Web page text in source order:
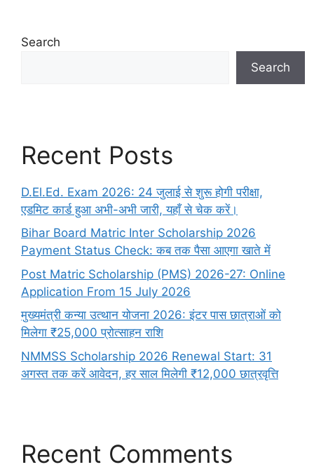
Search
Search
Recent Posts
D.El.Ed. Exam 2026: 24 जुलाई से शुरू होगी परीक्षा,
एडमिट कार्ड हुआ अभी-अभी जारी, यहाँ से चेक करें।
Bihar Board Matric Inter Scholarship 2026
Payment Status Check: कब तक पैसा आएगा खाते में
Post Matric Scholarship (PMS) 2026-27: Online
Application From 15 July 2026
मुख्यमंत्री कन्या उत्थान योजना 2026: इंटर पास छात्राओं को
मिलेगा ₹25,000 प्रोत्साहन राशि
NMMSS Scholarship 2026 Renewal Start: 31
अगस्त तक करें आवेदन, हर साल मिलेगी ₹12,000 छात्रवृत्ति
Recent Comments